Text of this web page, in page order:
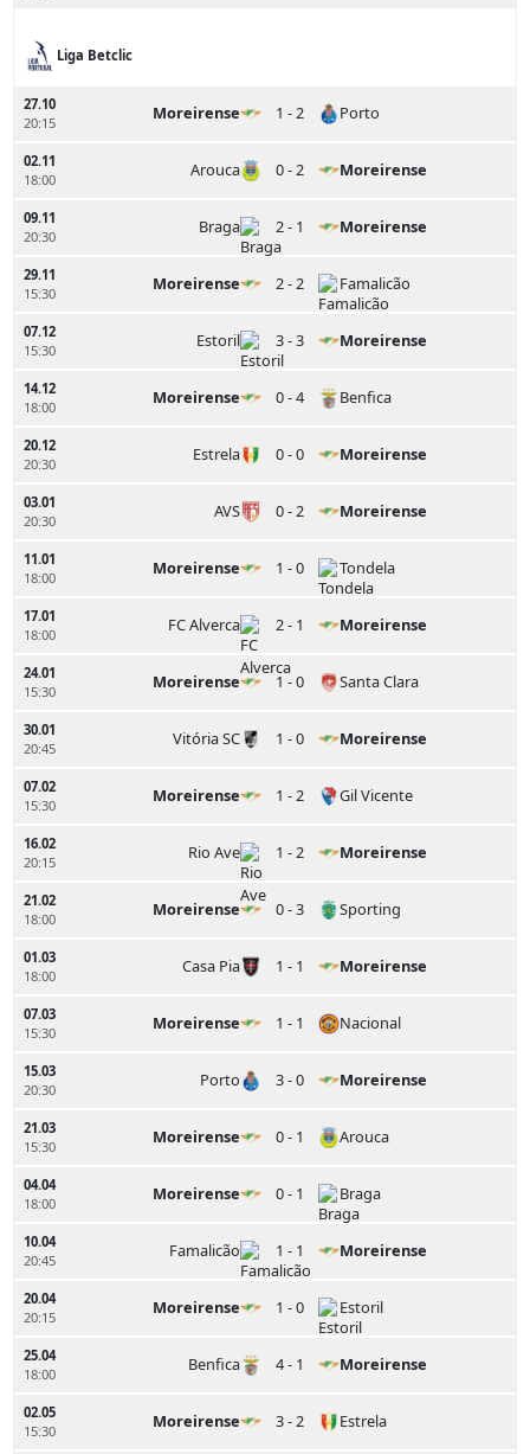
Liga Betclic
27.10
20:15
Moreirense 1 - 2 Porto
02.11
18:00
Arouca 0 - 2 Moreirense
09.11
20:30
Braga 2 - 1 Moreirense
29.11
15:30
Moreirense 2 - 2 Famalicão
07.12
15:30
Estoril 3 - 3 Moreirense
14.12
18:00
Moreirense 0 - 4 Benfica
20.12
20:30
Estrela 0 - 0 Moreirense
03.01
20:30
AVS 0 - 2 Moreirense
11.01
18:00
Moreirense 1 - 0 Tondela
17.01
18:00
FC Alverca 2 - 1 Moreirense
24.01
15:30
Moreirense 1 - 0 Santa Clara
30.01
20:45
Vitória SC 1 - 0 Moreirense
07.02
15:30
Moreirense 1 - 2 Gil Vicente
16.02
20:15
Rio Ave 1 - 2 Moreirense
21.02
18:00
Moreirense 0 - 3 Sporting
01.03
18:00
Casa Pia 1 - 1 Moreirense
07.03
15:30
Moreirense 1 - 1 Nacional
15.03
20:30
Porto 3 - 0 Moreirense
21.03
15:30
Moreirense 0 - 1 Arouca
04.04
18:00
Moreirense 0 - 1 Braga
10.04
20:45
Famalicão 1 - 1 Moreirense
20.04
20:15
Moreirense 1 - 0 Estoril
25.04
18:00
Benfica 4 - 1 Moreirense
02.05
15:30
Moreirense 3 - 2 Estrela